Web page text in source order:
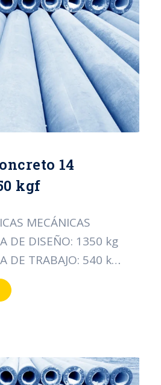
1329
RETIE
14
kgf
MECÁNICAS
DE DISEÑO: 1350 kg
DE TRABAJO: 540 kg
DIMENSIONALES
POSTE: 14 MTS
DE ESPIRAL:
1927 Kg